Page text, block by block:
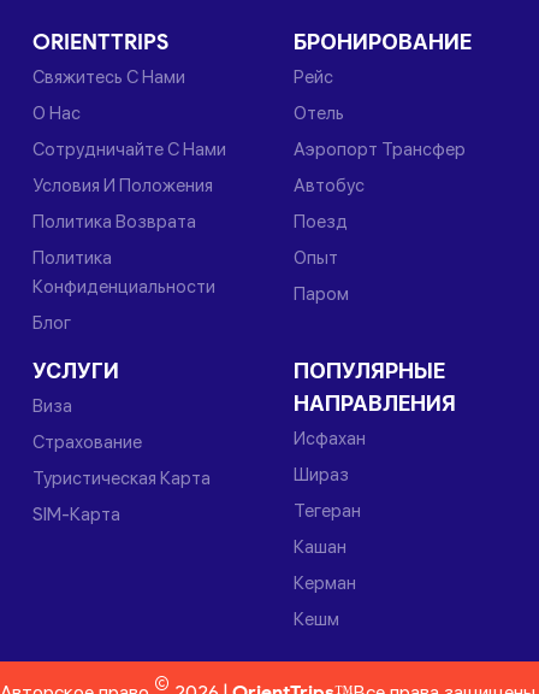
ORIENTTRIPS
Свяжитесь С Нами
О Нас
Сотрудничайте С Нами
Условия И Положения
Политика Возврата
Политика
Конфиденциальности
Блог
БРОНИРОВАНИЕ
Рейс
Отель
Аэропорт Трансфер
Автобус
Поезд
Опыт
Паром
УСЛУГИ
Виза
Страхование
Туристическая Карта
SIM-Карта
ПОПУЛЯРНЫЕ
НАПРАВЛЕНИЯ
Исфахан
Шираз
Тегеран
Кашан
Керман
Кешм